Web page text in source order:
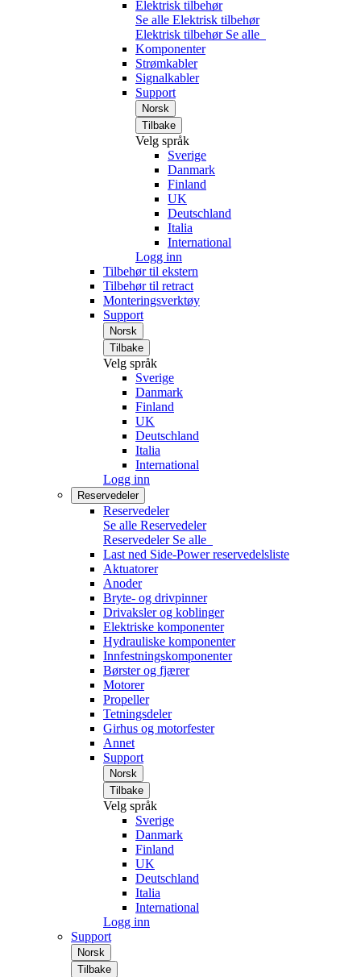
Elektrisk tilbehør
Se alle Elektrisk tilbehør
Elektrisk tilbehør Se alle
Komponenter
Strømkabler
Signalkabler
Support
Norsk
Tilbake
Velg språk
Sverige
Danmark
Finland
UK
Deutschland
Italia
International
Logg inn
Tilbehør til ekstern
Tilbehør til retract
Monteringsverktøy
Support
Norsk
Tilbake
Velg språk
Sverige
Danmark
Finland
UK
Deutschland
Italia
International
Logg inn
Reservedeler
Reservedeler
Se alle Reservedeler
Reservedeler Se alle
Last ned Side-Power reservedelsliste
Aktuatorer
Anoder
Bryte- og drivpinner
Drivaksler og koblinger
Elektriske komponenter
Hydrauliske komponenter
Innfestningskomponenter
Børster og fjærer
Motorer
Propeller
Tetningsdeler
Girhus og motorfester
Annet
Support
Norsk
Tilbake
Velg språk
Sverige
Danmark
Finland
UK
Deutschland
Italia
International
Logg inn
Support
Norsk
Tilbake